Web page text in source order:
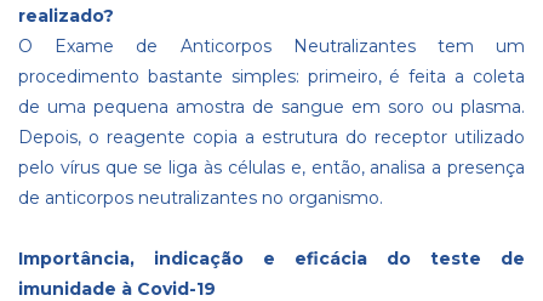
realizado?
O Exame de Anticorpos Neutralizantes tem um
procedimento bastante simples: primeiro, é feita a coleta
de uma pequena amostra de sangue em soro ou plasma.
Depois, o reagente copia a estrutura do receptor utilizado
pelo vírus que se liga às células e, então, analisa a presença
de anticorpos neutralizantes no organismo.
Importância, indicação e eficácia do teste de
imunidade à Covid-19